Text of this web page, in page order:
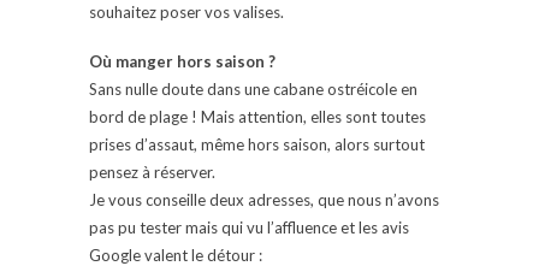
souhaitez poser vos valises.
Où manger hors saison ?
Sans nulle doute dans une cabane ostréicole en
bord de plage ! Mais attention, elles sont toutes
prises d’assaut, même hors saison, alors surtout
pensez à réserver.
Je vous conseille deux adresses, que nous n’avons
pas pu tester mais qui vu l’affluence et les avis
Google valent le détour :